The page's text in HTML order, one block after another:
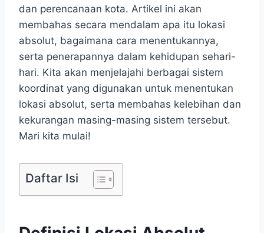
dan perencanaan kota. Artikel ini akan
membahas secara mendalam apa itu lokasi
absolut, bagaimana cara menentukannya,
serta penerapannya dalam kehidupan sehari-
hari. Kita akan menjelajahi berbagai sistem
koordinat yang digunakan untuk menentukan
lokasi absolut, serta membahas kelebihan dan
kekurangan masing-masing sistem tersebut.
Mari kita mulai!
Daftar Isi